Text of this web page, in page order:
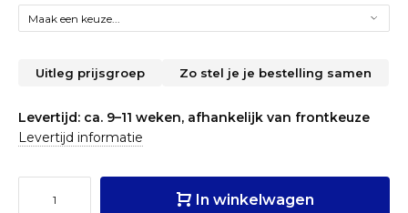
Uitleg prijsgroep Zo stel je je bestelling samen
Levertijd: ca. 9–11 weken, afhankelijk van frontkeuze
Levertijd informatie
In winkelwagen